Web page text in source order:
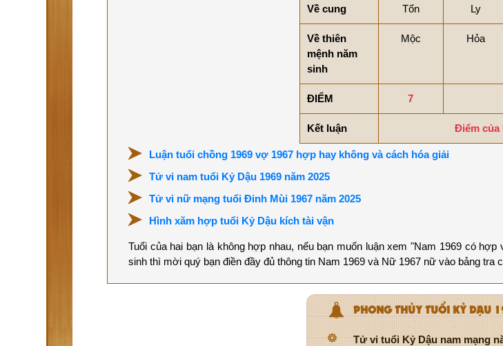
Về cung Tốn Ly
Về thiên
mệnh năm
sinh
Mộc Hỏa
ĐIỂM 7
Kết luận Điểm của
Luận tuổi chồng 1969 vợ 1967 hợp hay không và cách hóa giải
Tử vi nam tuổi Kỷ Dậu 1969 năm 2025
Tử vi nữ mạng tuổi Đinh Mùi 1967 năm 2025
Hình xăm hợp tuổi Kỷ Dậu kích tài vận
Tuổi của hai bạn là không hợp nhau, nếu bạn muốn luận xem "Nam 1969 có
sinh thì mời quý bạn điền đầy đủ thông tin Nam 1969 và Nữ 1967 nữ vào bảng tra
PHONG THỦY TUỔI KỶ DẬU
Tử vi tuổi Kỷ Dậu nam mạng